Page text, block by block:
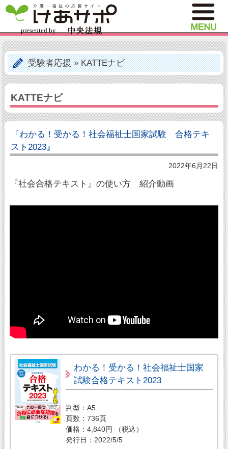
受験者応援»KATTEナビ
KATTEナビ
『わかる！受かる！社会福祉士国家試験 合格テキ
スト2023』
2022年6月22日
『社会合格テキスト』の使い方 紹介動画
わかる！受かる！社会福祉士国家
試験合格テキスト2023
判型：A5
頁数：736頁
価格：4,840円 （税込）
発行日：2022/5/5